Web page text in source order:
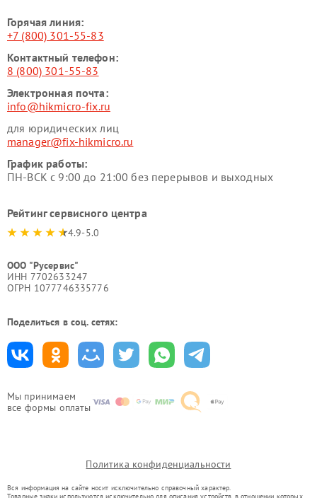
Мы принимаем
все формы оплаты
Горячая линия:
+7 (800) 301-55-83
Контактный телефон:
8 (800) 301-55-83
Электронная почта:
info@hikmicro-fix.ru
для юридических лиц
manager@fix-hikmicro.ru
График работы:
ПН-ВСК с 9:00 до 21:00 без перерывов и выходных
Рейтинг сервисного центра
4.9-5.0
ООО "Русервис"
ИНН 7702633247
ОГРН 1077746335776
Поделиться в соц. сетях:
Политика конфиденциальности
Вся информация на сайте носит исключительно справочный характер.